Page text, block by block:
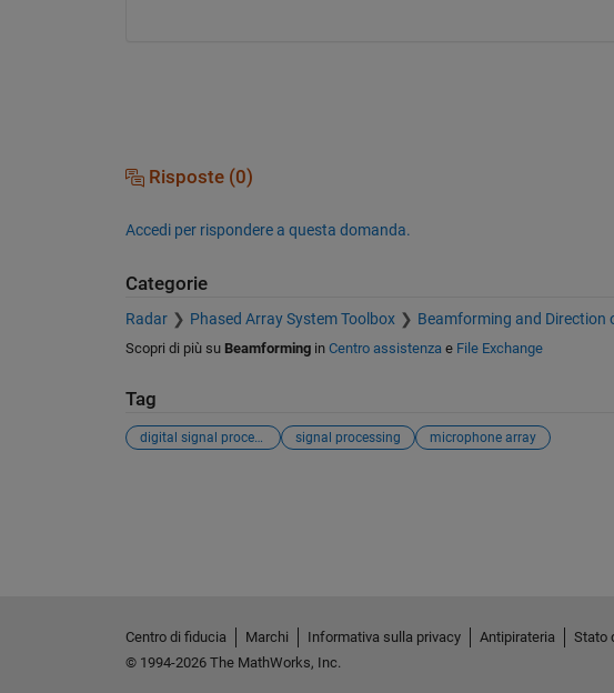
Risposte (0)
Accedi per rispondere a questa domanda.
Categorie
Radar Phased Array System Toolbox Beamforming and Direction
Scopri di più su Beamformingin Centro assistenzae File Exchange
Tag
digital signal processing signal processing microphone array
Centro di fiducia Marchi Informativa sulla privacy Antipirateria Stato
© 1994-2026 The MathWorks, Inc.